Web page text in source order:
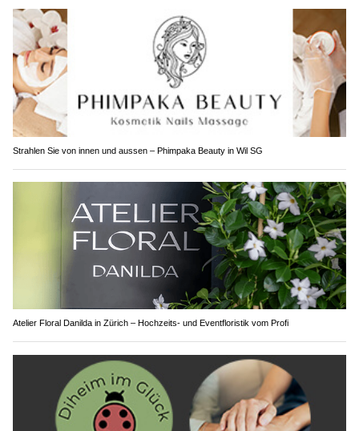
Strahlen Sie von innen und aussen – Phimpaka Beauty in Wil SG
Atelier Floral Danilda in Zürich – Hochzeits- und Eventfloristik vom Profi